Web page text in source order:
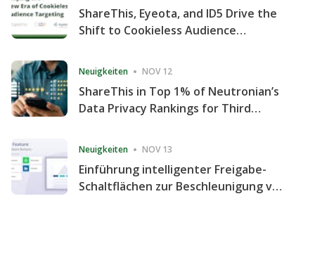
ShareThis, Eyeota, and ID5 Drive the
Shift to Cookieless Audience
Neuigkeiten NOV 12
ShareThis in Top 1% of Neutronian’s
Data Privacy Rankings for Third
Neuigkeiten NOV 13
Einführung intelligenter Freigabe-
Schaltflächen zur Beschleunigung von